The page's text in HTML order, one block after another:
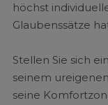
höchst
Glaubenssätze
Stellen Sie sich
seinem
seine